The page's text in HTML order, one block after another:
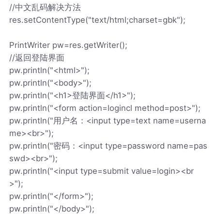
//中文乱码解决方法
res.setContentType("text/html;charset=gbk");
PrintWriter pw=res.getWriter();
//返回登陆界面
pw.println("<html>");
pw.println("<body>");
pw.println("<h1>登陆界面</h1>");
pw.println("<form action=logincl method=post>");
pw.println("用户名：<input type=text name=userna
me><br>");
pw.println("密码：<input type=password name=pas
swd><br>");
pw.println("<input type=submit value=login><br
>");
pw.println("</form>");
pw.println("</body>");